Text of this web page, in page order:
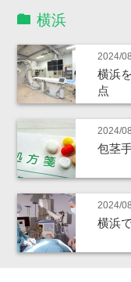
横浜
2024/
横浜
点
2024/
包茎
2024/
横浜